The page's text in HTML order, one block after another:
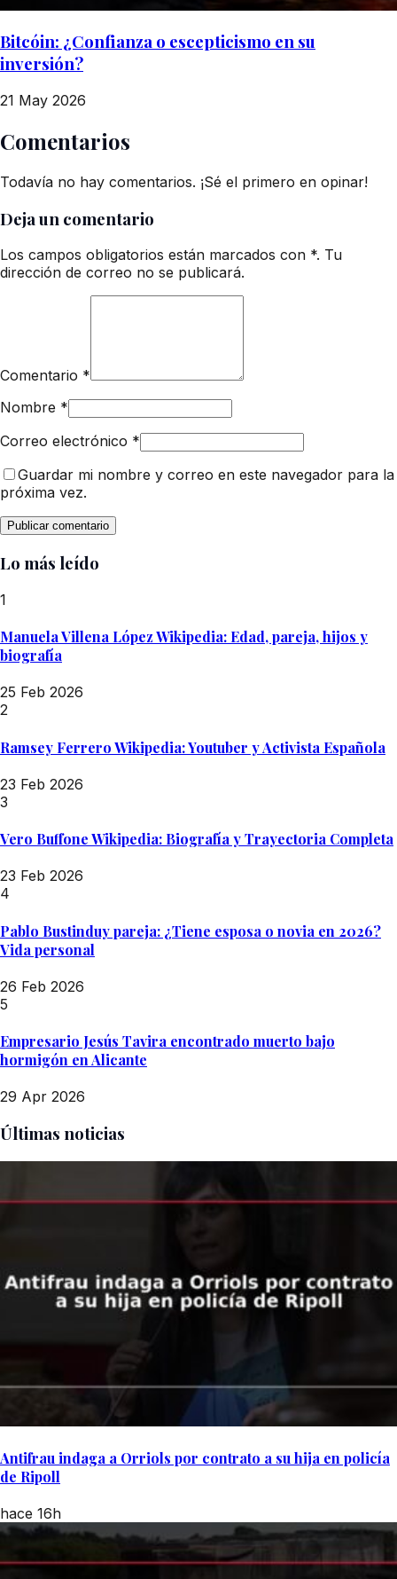
Bitcóin: ¿Confianza o escepticismo en su
inversión?
21 May 2026
Comentarios
Todavía no hay comentarios. ¡Sé el primero en opinar!
Deja un comentario
Los campos obligatorios están marcados con *. Tu
dirección de correo no se publicará.
Comentario *
Nombre *
Correo electrónico *
Guardar mi nombre y correo en este navegador para la
próxima vez.
Lo más leído
1
Manuela Villena López Wikipedia: Edad, pareja, hijos y
biografía
25 Feb 2026
2
Ramsey Ferrero Wikipedia: Youtuber y Activista Española
23 Feb 2026
3
Vero Buffone Wikipedia: Biografía y Trayectoria Completa
23 Feb 2026
4
Pablo Bustinduy pareja: ¿Tiene esposa o novia en 2026?
Vida personal
26 Feb 2026
5
Empresario Jesús Tavira encontrado muerto bajo
hormigón en Alicante
29 Apr 2026
Últimas noticias
Antifrau indaga a Orriols por contrato a su hija en policía
de Ripoll
hace 16h